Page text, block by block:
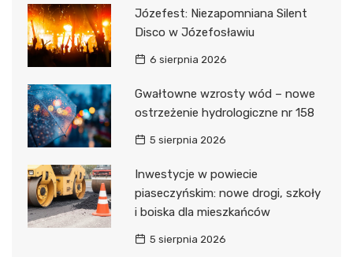
Józefest: Niezapomniana Silent
Disco w Józefosławiu
6 sierpnia 2026
Gwałtowne wzrosty wód – nowe
ostrzeżenie hydrologiczne nr 158
5 sierpnia 2026
Inwestycje w powiecie
piaseczyńskim: nowe drogi, szkoły
i boiska dla mieszkańców
5 sierpnia 2026